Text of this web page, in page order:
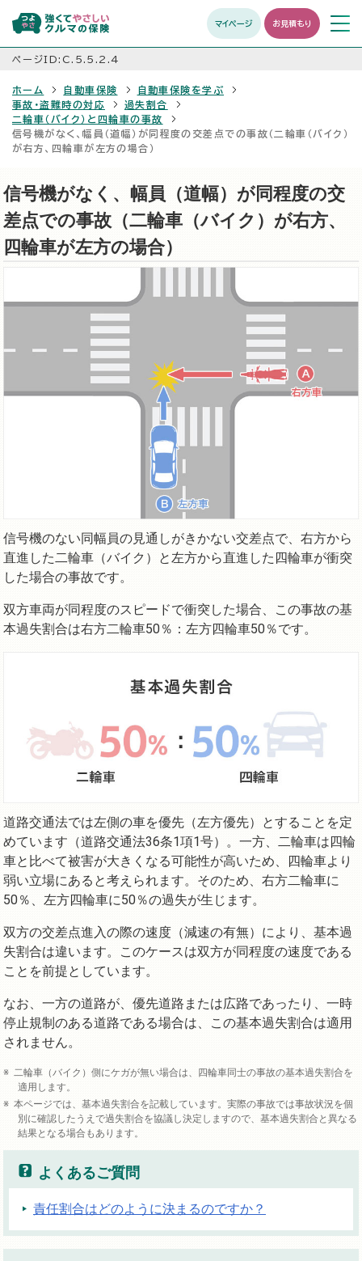
マイページ お見積もり メニュ
開く
ページID:C.5.5.2.4
ホーム 自動車保険
自動車保険を学ぶ
事故・盗難時の対応
過失割合
二輪車（バイク）と四輪車の事故
信号機がなく、幅員（道幅）が同程度の交差点での事故（二輪車（バイク）
が右方、四輪車が左方の場合）
信号機がなく、幅員（道幅）が同程度の交
差点での事故（二輪車（バイク）が右方、
四輪車が左方の場合）
信号機のない同幅員の見通しがきかない交差点で、右方から
直進した二輪車（バイク）と左方から直進した四輪車が衝突
した場合の事故です。
双方車両が同程度のスピードで衝突した場合、この事故の基
本過失割合は右方二輪車50％：左方四輪車50％です。
道路交通法では左側の車を優先（左方優先）とすることを定
めています（道路交通法36条1項1号）。一方、二輪車は四輪
車と比べて被害が大きくなる可能性が高いため、四輪車より
弱い立場にあると考えられます。そのため、右方二輪車に
50％、左方四輪車に50％の過失が生じます。
双方の交差点進入の際の速度（減速の有無）により、基本過
失割合は違います。このケースは双方が同程度の速度である
ことを前提としています。
なお、一方の道路が、優先道路または広路であったり、一時
停止規制のある道路である場合は、この基本過失割合は適用
されません。
二輪車（バイク）側にケガが無い場合は、四輪車同士の事故の基本過失割合を
適用します。
本ページでは、基本過失割合を記載しています。実際の事故では事故状況を個
別に確認したうえで過失割合を協議し決定しますので、基本過失割合と異なる
結果となる場合もあります。
よくあるご質問
責任割合はどのように決まるのですか？